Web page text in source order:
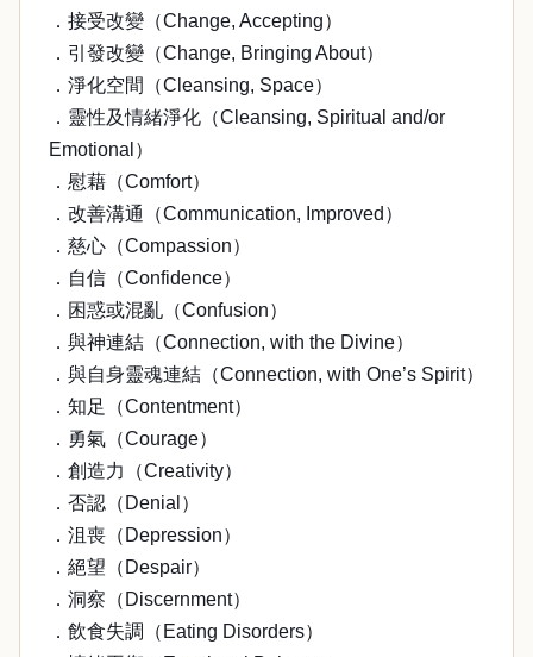
．接受改變（Change, Accepting）
．引發改變（Change, Bringing About）
．淨化空間（Cleansing, Space）
．靈性及情緒淨化（Cleansing, Spiritual and/or
Emotional）
．慰藉（Comfort）
．改善溝通（Communication, Improved）
．慈心（Compassion）
．自信（Confidence）
．困惑或混亂（Confusion）
．與神連結（Connection, with the Divine）
．與自身靈魂連結（Connection, with One’s Spirit）
．知足（Contentment）
．勇氣（Courage）
．創造力（Creativity）
．否認（Denial）
．沮喪（Depression）
．絕望（Despair）
．洞察（Discernment）
．飲食失調（Eating Disorders）